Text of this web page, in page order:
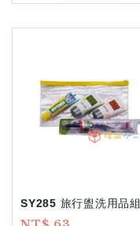
SY285 旅行盥洗用品組